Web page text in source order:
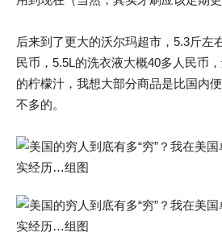
后来到了更大的沃尔玛超市，5.3斤左
民币，5.5L的洗衣液大概40多人民币
的柠檬汁，我想大部分商品是比国内
不多的。